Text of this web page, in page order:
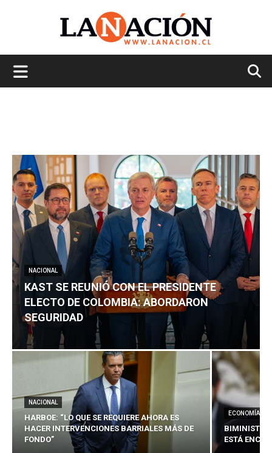
NACIONAL
KAST SE REUNIÓ CON EL PRESIDENTE
ELECTO DE COLOMBIA: ABORDARON
SEGURIDAD
NACIONAL
HARBOE: “LO QUE SE REQUIERE AHORA ES
HACER INTERVENCIONES BARRIALES MÁS DE
FONDO”
ECONOMÍA
BIMINISTRO
ESTÁ